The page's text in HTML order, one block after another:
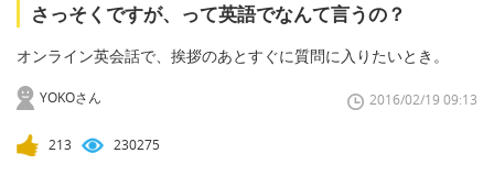
さっそくですが、って英語でなんて言うの？
オンライン英会話で、挨拶のあとすぐに質問に入りたいとき。
YOKOさん 2016/02/19 09:13
213 230275